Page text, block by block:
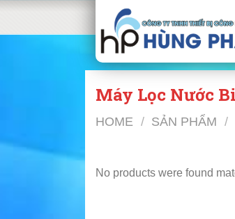
Skip
Máy Lọc Nước
HOME / SẢN PHẨM /
No products were found